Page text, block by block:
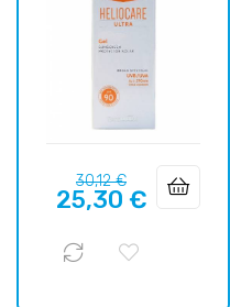
Precio
regular
30,12 €Precio
25,30 €